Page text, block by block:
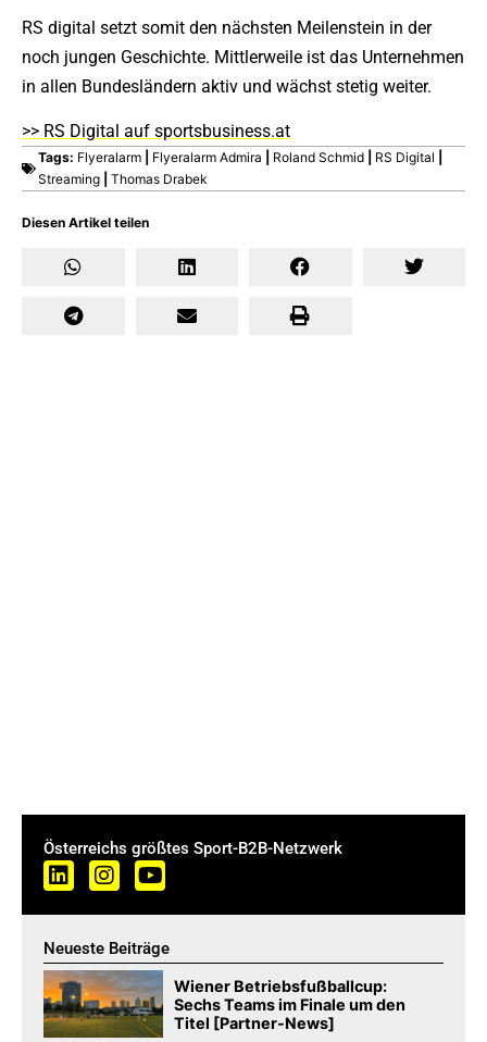
Diesen Artikel teilen
RS digital setzt somit den nächsten Meilenstein in der
noch jungen Geschichte. Mittlerweile ist das Unternehmen
in allen Bundesländern aktiv und wächst stetig weiter.
>> RS Digital auf sportsbusiness.at
Tags: Flyeralarm Flyeralarm Admira Roland Schmid RS Digital
Streaming
Thomas Drabek
Österreichs größtes Sport-B2B-Netzwerk
Neueste Beiträge
Wiener Betriebsfußballcup:
Sechs Teams im Finale um den
Titel [Partner-News]